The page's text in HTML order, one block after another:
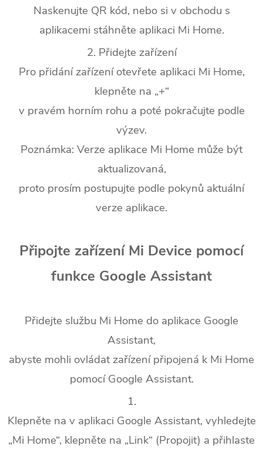
Naskenujte QR kód, nebo si v obchodu s
aplikacemi stáhněte aplikaci Mi Home.
2. Přidejte zařízení
Pro přidání zařízení otevřete aplikaci Mi Home,
klepněte na „+“
v pravém horním rohu a poté pokračujte podle
výzev.
Poznámka: Verze aplikace Mi Home může být
aktualizovaná,
proto prosím postupujte podle pokynů aktuální
verze aplikace.
Připojte zařízení Mi Device pomocí
funkce Google Assistant
Přidejte službu Mi Home do aplikace Google
Assistant,
abyste mohli ovládat zařízení připojená k Mi Home
pomocí Google Assistant.
1.
Klepněte na v aplikaci Google Assistant, vyhledejte
„Mi Home“, klepněte na „Link“ (Propojit) a přihlaste